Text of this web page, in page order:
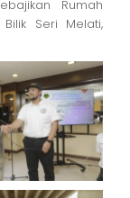
Rumah
Seri Melati,